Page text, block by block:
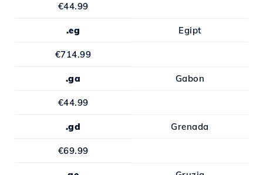
€44.99
.eg Egipt
€714.99
.ga Gabon
€44.99
.gd Grenada
€69.99